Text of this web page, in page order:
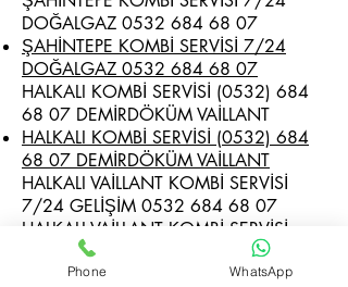
DOĞALGAZ 0532 684 68 07
ŞAHİNTEPE KOMBİ SERVİSİ 7/24
DOĞALGAZ 0532 684 68 07
HALKALI KOMBİ SERVİSİ (0532) 684
68 07 DEMİRDÖKÜM VAİLLANT
HALKALI KOMBİ SERVİSİ (0532) 684
68 07 DEMİRDÖKÜM VAİLLANT
HALKALI VAİLLANT KOMBİ SERVİSİ
7/24 GELİŞİM 0532 684 68 07
HALKALI VAİLLANT KOMBİ SERVİSİ
7/24 GELİŞİM 0532 684 68 07
BOĞAZKÖY DEMİRDÖKÜM KOMBİ
Phone WhatsApp